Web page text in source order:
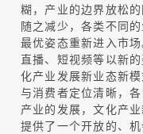
糊，产业的边界放松
随之减少，各类不同
最优姿态重新进入市
直播、短视频等以新
化产业发展新业态新
与消费者定位清晰，
产业的发展，文化产
提供了一个开放的、